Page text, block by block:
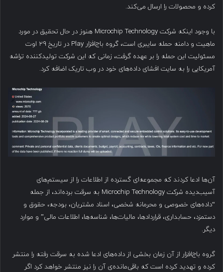
کرده و محصولات را ارسال می‌کند.
با وجود اینکه شرکت Microchip Technology هنوز در حال تحقیق در مورد
ماهیت و دامنه حمله سایبری است، گروه باج‌افزار Play در تاریخ ۲۹ اوت
مسئولیت این حمله را بر عهده گرفت، زمانی که این شرکت تولیدکننده تراشه
آمریکایی را به سایت افشای داده‌های خود در وب تاریک اضافه کرد.
آن‌ها ادعا کردند که مجموعه‌ای گسترده از اطلاعات را از سیستم‌های
آسیب‌دیده شرکت Microchip Technology به سرقت برده‌اند، از جمله
“داده‌های خصوصی و محرمانه شخصی، اسناد مشتریان، بودجه، حقوق و
دستمزد، حسابداری، قراردادها، مالیات‌ها، شناسه‌ها، اطلاعات مالی” و موارد
دیگر.
گروه باج‌افزار از آن زمان بخشی از داده‌های ادعا شده به سرقت رفته را منتشر
کرده و تهدید کرده است که باقی‌مانده‌ی آن را نیز منتشر خواهد کرد اگر